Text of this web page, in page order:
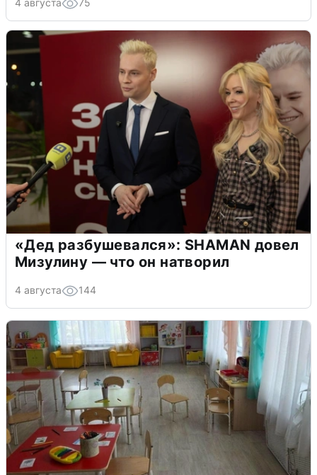
4 августа 75
«Дед разбушевался»: SHAMAN довел
Мизулину — что он натворил
4 августа 144